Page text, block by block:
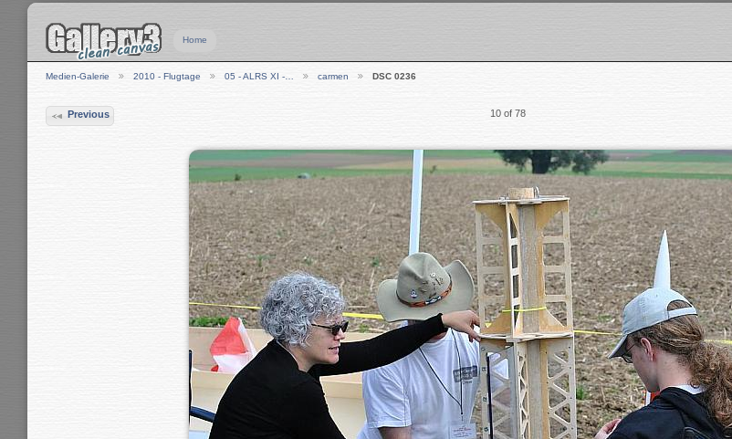
Home
Medien-Galerie 2010 - Flugtage 05 - ALRS XI -… carmen DSC 0236
Previous 10 of 78